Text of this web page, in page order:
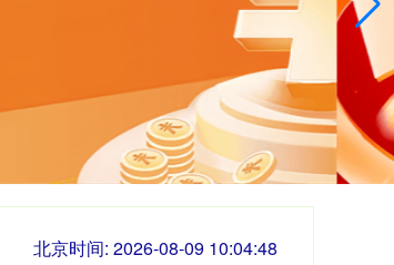
北京时间: 2026-08-09 10:04:50